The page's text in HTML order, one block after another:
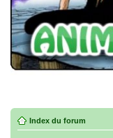
Index du forum